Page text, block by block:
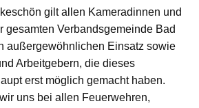
gilt allen Kameradinnen und
gesamten Verbandsgemeinde Bad
außergewöhnlichen Einsatz sowie
Arbeitgebern, die dieses
erst möglich gemacht haben.
uns bei allen Feuerwehren,